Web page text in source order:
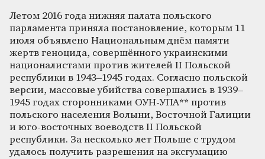
Летом 2016 года нижняя палата польского
парламента приняла постановление, которым 11
июля объявлено Национальным днём памяти
жертв геноцида, совершённого украинскими
националистами против жителей II Польской
республики в 1943–1945 годах. Согласно польской
версии, массовые убийства совершались в 1939–
1945 годах сторонниками ОУН-УПА** против
польского населения Волыни, Восточной Галиции
и юго-восточных воеводств II Польской
республики. За несколько лет Польше с трудом
удалось получить разрешения на эксгумацию